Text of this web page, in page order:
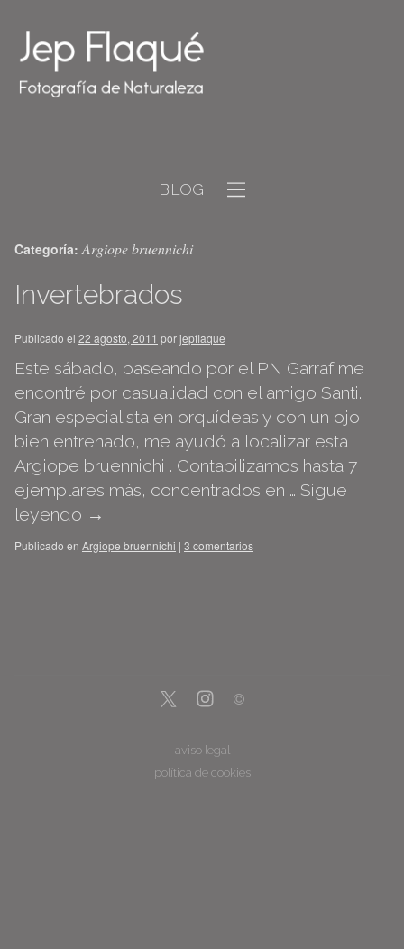
BLOG
Categoría:Argiope bruennichi
Invertebrados
Publicado el 22 agosto, 2011 porjepflaque
Este sábado, paseando por el PN Garraf me
encontré por casualidad con el amigo Santi.
Gran especialista en orquídeas y con un ojo
bien entrenado, me ayudó a localizar esta
Argiope bruennichi . Contabilizamos hasta 7
ejemplares más, concentrados en … Sigue
leyendo →
Publicado en Argiope bruennichi | 3 comentarios
aviso legal
política de cookies